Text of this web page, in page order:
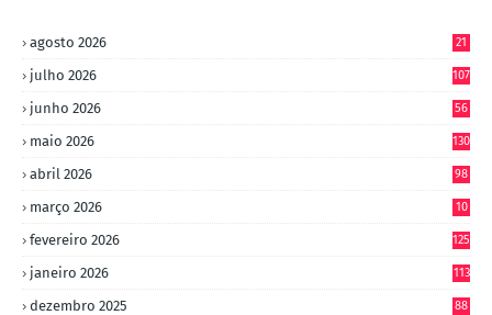
agosto 2026 21
julho 2026 107
junho 2026 56
maio 2026 130
abril 2026 98
março 2026
10
fevereiro 2026 125
janeiro 2026 113
dezembro 2025 88